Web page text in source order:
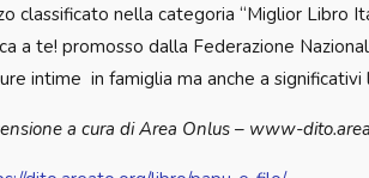
classificato nella categoria “Miglior Libro
a te! promosso dalla Federazione
intime in famiglia ma anche a significativi
a cura di Area Onlus – www-